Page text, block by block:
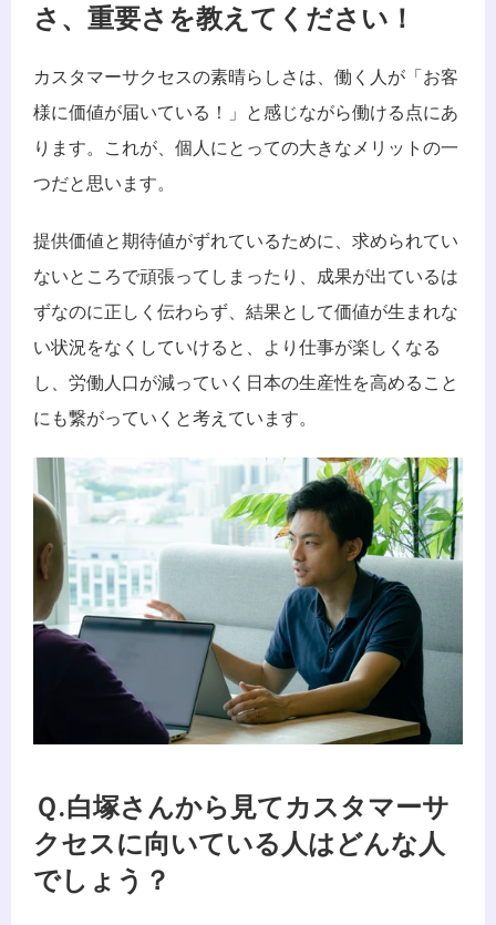
さ、重要さを教えてください！
カスタマーサクセスの素晴らしさは、働く人が「お客
様に価値が届いている！」と感じながら働ける点にあ
ります。これが、個人にとっての大きなメリットの一
つだと思います。
提供価値と期待値がずれているために、求められてい
ないところで頑張ってしまったり、成果が出ているは
ずなのに正しく伝わらず、結果として価値が生まれな
い状況をなくしていけると、より仕事が楽しくなる
し、労働人口が減っていく日本の生産性を高めること
にも繋がっていくと考えています。
Ｑ.白塚さんから見てカスタマーサ
クセスに向いている人はどんな人
でしょう？